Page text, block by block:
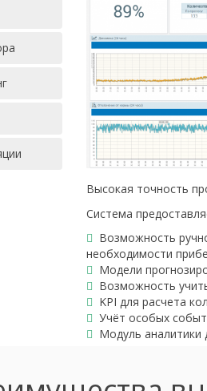
Высокая точность
Система
Возможность
необходимости
Модели
Возможность
KPI для расчета
Учёт особых
Модуль аналитики